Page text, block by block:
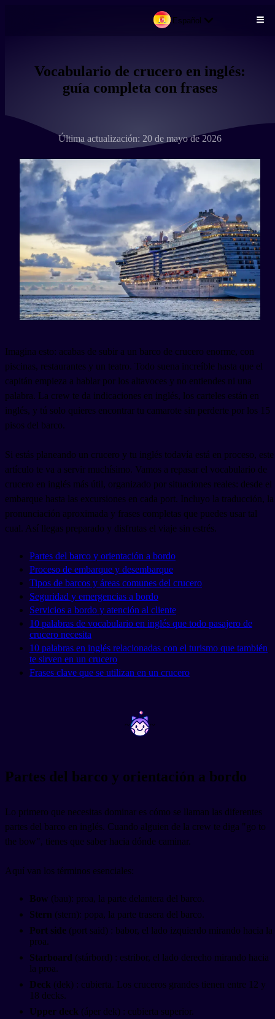
Español
Vocabulario de crucero en inglés:
guía completa con frases
Última actualización: 20 de mayo de 2026
Imagina esto: acabas de subir a un barco de crucero enorme, con
piscinas, restaurantes y un teatro. Todo suena increíble hasta que el
capitán empieza a hablar por los altavoces y no entiendes ni una
palabra. La crew te da indicaciones en inglés, los carteles están en
inglés, y tú solo quieres encontrar tu camarote sin perderte por los 15
pisos del barco.
Si estás planeando un crucero y tu inglés todavía está en proceso, este
artículo te va a servir muchísimo. Vamos a repasar el vocabulario de
crucero en inglés más útil, organizado por situaciones reales: desde el
embarque hasta las excursiones en cada port. Incluyo la traducción, la
pronunciación aproximada y frases completas que puedes usar tal
cual. Así llegas preparado y disfrutas el viaje sin estrés.
Partes del barco y orientación a bordo
Proceso de embarque y desembarque
Tipos de barcos y áreas comunes del crucero
Seguridad y emergencias a bordo
Servicios a bordo y atención al cliente
10 palabras de vocabulario en inglés que todo pasajero de
crucero necesita
10 palabras en inglés relacionadas con el turismo que también
te sirven en un crucero
Frases clave que se utilizan en un crucero
~ ~
Partes del barco y orientación a bordo
Lo primero que necesitas dominar es cómo se llaman las diferentes
partes del barco en inglés. Cuando alguien de la crew te diga "go to
the bow", tienes que saber hacia dónde caminar.
Aquí van los términos esenciales:
Bow (bau): proa, la parte delantera del barco.
Stern (stern): popa, la parte trasera del barco.
Port side (port said) : babor, el lado izquierdo mirando hacia la
proa.
Starboard (stárbord) : estribor, el lado derecho mirando hacia
la proa.
Deck (dek) : cubierta. Los cruceros grandes tienen entre 12 y
18 decks.
Upper deck (áper dek) : cubierta superior.